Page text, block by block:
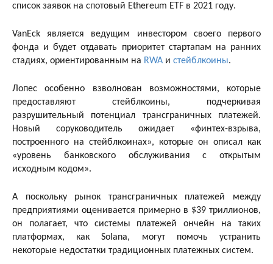
список заявок на спотовый Ethereum ETF в 2021 году.
VanEck является ведущим инвестором своего первого
фонда и будет отдавать приоритет стартапам на ранних
стадиях, ориентированным на RWA и стейблкоины.
Лопес особенно взволнован возможностями, которые
предоставляют стейблкоины, подчеркивая
разрушительный потенциал трансграничных платежей.
Новый соруководитель ожидает «финтех-взрыва,
построенного на стейблкоинах», которые он описал как
«уровень банковского обслуживания с открытым
исходным кодом».
А поскольку рынок трансграничных платежей между
предприятиями оценивается примерно в $39 триллионов,
он полагает, что системы платежей ончейн на таких
платформах, как Solana, могут помочь устранить
некоторые недостатки традиционных платежных систем.